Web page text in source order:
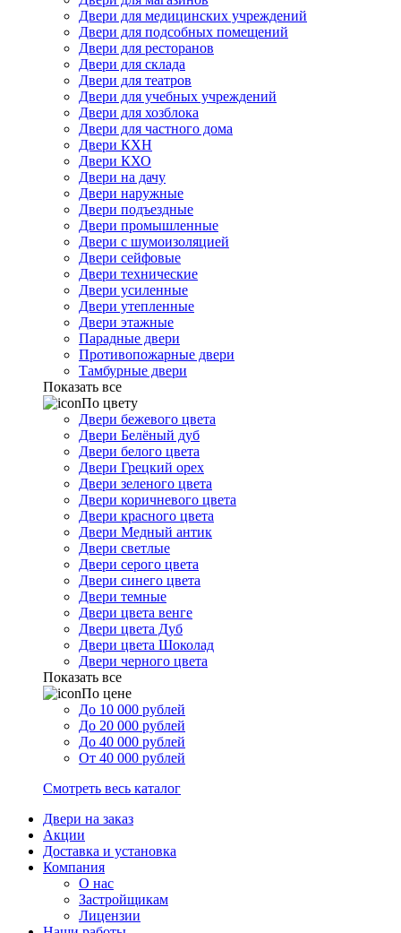
Двери для медицинских учреждений
Двери для подсобных помещений
Двери для ресторанов
Двери для склада
Двери для театров
Двери для учебных учреждений
Двери для хозблока
Двери для частного дома
Двери КХН
Двери КХО
Двери на дачу
Двери наружные
Двери подъездные
Двери промышленные
Двери с шумоизоляцией
Двери сейфовые
Двери технические
Двери усиленные
Двери утепленные
Двери этажные
Парадные двери
Противопожарные двери
Тамбурные двери
Показать все
По цвету
Двери бежевого цвета
Двери Белёный дуб
Двери белого цвета
Двери Грецкий орех
Двери зеленого цвета
Двери коричневого цвета
Двери красного цвета
Двери Медный антик
Двери светлые
Двери серого цвета
Двери синего цвета
Двери темные
Двери цвета венге
Двери цвета Дуб
Двери цвета Шоколад
Двери черного цвета
Показать все
По цене
До 10 000 рублей
До 20 000 рублей
До 40 000 рублей
От 40 000 рублей
Смотреть весь каталог
Двери на заказ
Акции
Доставка и установка
Компания
О нас
Застройщикам
Лицензии